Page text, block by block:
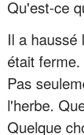
Qu'est-ce
Il a haussé
était
Pas
l'herbe.
Quelque